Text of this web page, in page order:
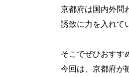
京都府は国内外問
誘致に力を入れて
そこでぜひおすす
今回は、京都府が